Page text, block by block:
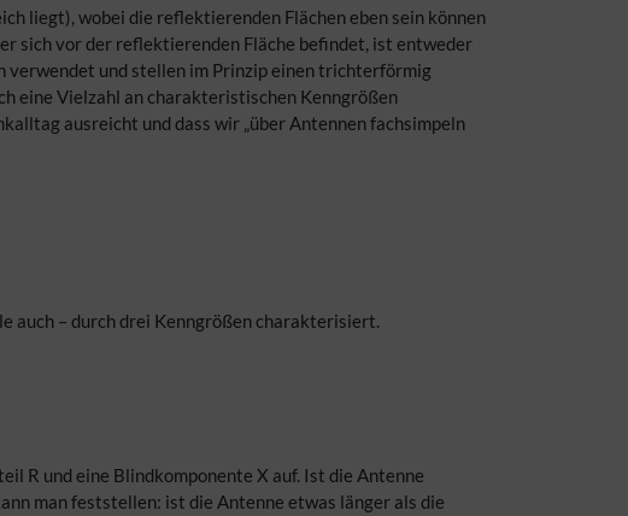
liegt), wobei die reflektierenden Flächen eben sein können
sich vor der reflektierenden Fläche befindet, ist entweder
verwendet und stellen im Prinzip einen trichterförmig
eine Vielzahl an charakteristischen Kenngrößen
ausreicht und dass wir „über Antennen fachsimpeln
auch – durch drei Kenngrößen charakterisiert.
R und eine Blindkomponente X auf. Ist die Antenne
man feststellen: ist die Antenne etwas länger als die